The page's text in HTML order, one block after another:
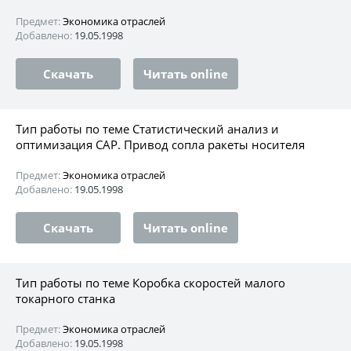
Предмет:Экономика отраслей
Добавлено: 19.05.1998
Скачать Читать online
Тип работы по теме Статистический анализ и
оптимизация САР. Привод сопла ракеты носителя
Предмет:Экономика отраслей
Добавлено: 19.05.1998
Скачать Читать online
Тип работы по теме Коробка скоростей малого
токарного станка
Предмет:Экономика отраслей
Добавлено: 19.05.1998